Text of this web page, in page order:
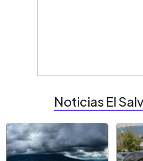
Noticias El